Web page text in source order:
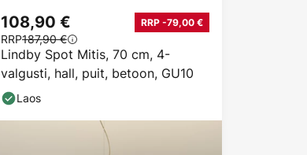
Lindby Spot Mitis, 70 cm, 4-
valgusti, hall, puit, betoon, GU10
108,90 € RRP -79,00 €
RRP187,90 €
Laos